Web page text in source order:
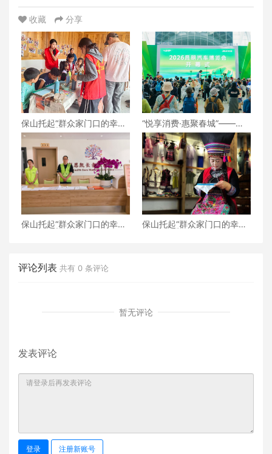
收藏 分享
保山托起“群众家门口的幸
福”（6）‖腾冲猴桥镇：家门
口的“火塘会”，激活边疆治
理“神经末梢”
“悦享消费·惠聚春城”——
2026昆明汽车博览会盛大开
幕
保山托起“群众家门口的幸
保山托起“群众家门口的幸
评论列表 共有 0 条评论
暂无评论
发表评论
登录 注册新账号